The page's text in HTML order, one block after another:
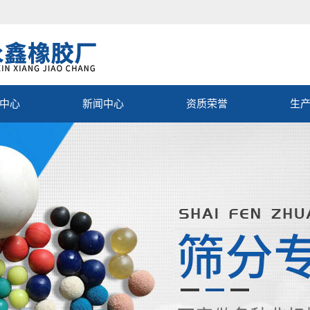
心 新闻中心 资质荣誉 生